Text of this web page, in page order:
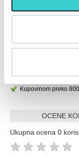
Placanje do 12 rata
32 god.sa Vama su
Vise od 200.000
Uvek dostupna
100% Sigurna
Kupovinom preko
OCENE
Ukupna ocena 0
★ ★ ★ ★ ★